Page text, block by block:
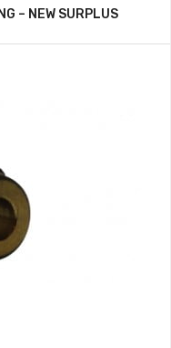
– NEW SURPLUS